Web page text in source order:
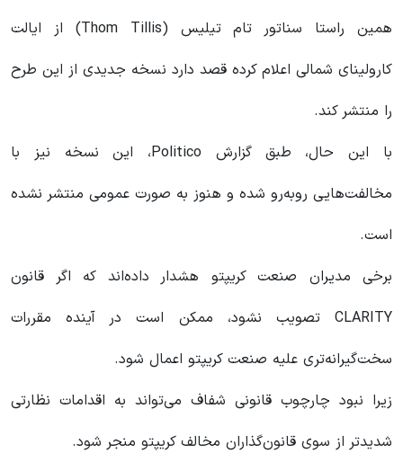
همین راستا سناتور تام تیلیس (Thom Tillis) از ایالت
کارولینای شمالی اعلام کرده قصد دارد نسخه جدیدی از این طرح
را منتشر کند.
با این حال، طبق گزارش Politico، این نسخه نیز با
مخالفت‌هایی روبه‌رو شده و هنوز به صورت عمومی منتشر نشده
است.
برخی مدیران صنعت کریپتو هشدار داده‌اند که اگر قانون
CLARITY تصویب نشود، ممکن است در آینده مقررات
سخت‌گیرانه‌تری علیه صنعت کریپتو اعمال شود.
زیرا نبود چارچوب قانونی شفاف می‌تواند به اقدامات نظارتی
شدیدتر از سوی قانون‌گذاران مخالف کریپتو منجر شود.